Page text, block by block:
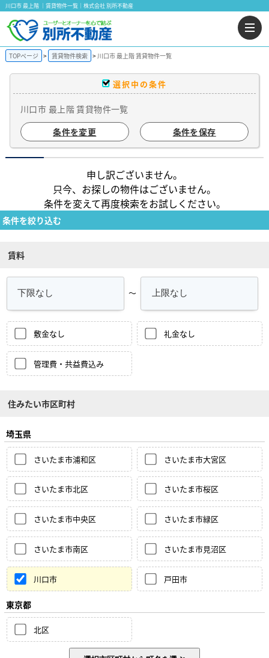
川口市 最上階 ｜賃貸物件一覧｜株式会社 別所不動産
TOPページ 賃貸物件検索 川口市 最上階 賃貸物件一覧
選択中の条件
川口市 最上階 賃貸物件一覧
条件を変更
条件を保存
申し訳ございません。
只今、お探しの物件はございません。
条件を変えて再度検索をお試しください。
条件を絞り込む
賃料
～
敷金なし 礼金なし
管理費・共益費込み
住みたい市区町村
埼玉県
さいたま市浦和区 さいたま市大宮区
さいたま市北区 さいたま市桜区
さいたま市中央区 さいたま市緑区
さいたま市南区 さいたま市見沼区
川口市 戸田市
東京都
北区